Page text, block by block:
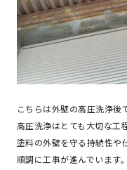
こちらは外壁の高圧洗浄後
高圧洗浄はとても大切な工
塗料の外壁を守る持続性や
順調に工事が進んでいます